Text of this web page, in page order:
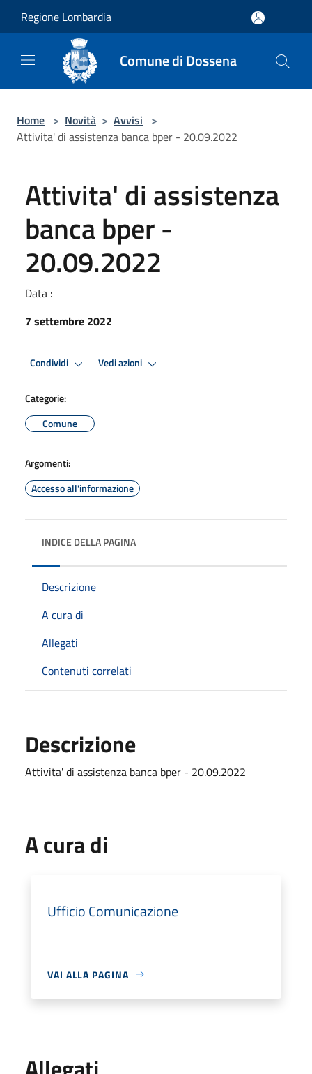
Regione Lombardia
Comune di Dossena
Home > Novità > Avvisi >
Attivita' di assistenza banca bper - 20.09.2022
Attivita' di assistenza
banca bper -
20.09.2022
Data :
7 settembre 2022
Condividi Vedi azioni
Categorie:
Comune
Argomenti:
Accesso all'informazione
INDICE DELLA PAGINA
Descrizione
A cura di
Allegati
Contenuti correlati
Descrizione
Attivita' di assistenza banca bper - 20.09.2022
A cura di
Ufficio Comunicazione
VAI ALLA PAGINA